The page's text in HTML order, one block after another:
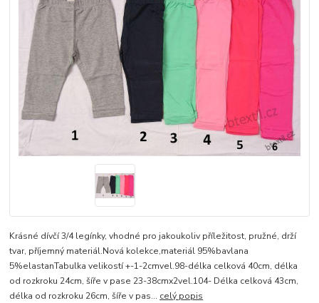
Krásné dívčí 3/4 legínky, vhodné pro jakoukoliv příležitost, pružné, drží
tvar, příjemný materiál.Nová kolekce,materiál 95%bavlana
5%elastanTabulka velikostí +-1-2cmvel.98-délka celková 40cm, délka
od rozkroku 24cm, šíře v pase 23-38cmx2vel.104- Délka celková 43cm,
délka od rozkroku 26cm, šíře v pas... celý popis